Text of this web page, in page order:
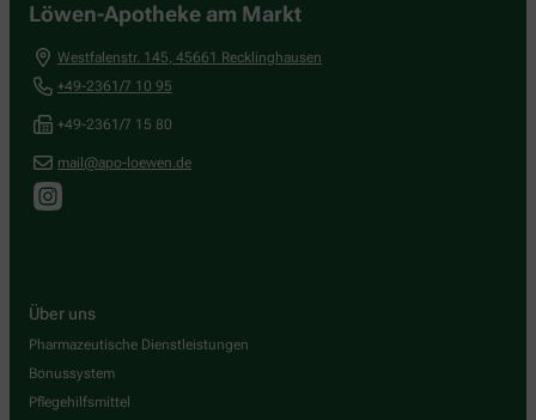
Löwen-Apotheke am Markt
Westfalenstr. 145, 45661 Recklinghausen
+49-2361/7 10 95
+49-2361/7 15 80
mail@apo-loewen.de
Über uns
Pharmazeutische Dienstleistungen
Bonussystem
Pflegehilfsmittel